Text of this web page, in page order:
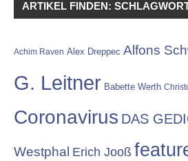
ARTIKEL FINDEN:
Achim Raven Alex Dreppec Alfons
G. Leitner Babette Werth
Coronavirus DAS
Westphal Erich Jooß